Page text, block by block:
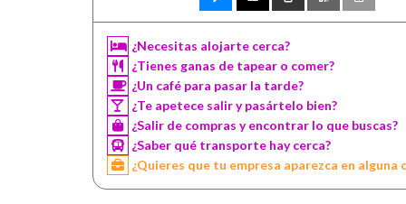
¿Necesitas alojarte cerca?
¿Tienes ganas de tapear o comer?
¿Un café para pasar la tarde?
¿Te apetece salir y pasártelo bien?
¿Salir de compras y encontrar lo que buscas?
¿Saber qué transporte hay cerca?
¿Quieres que tu empresa aparezca en alguna